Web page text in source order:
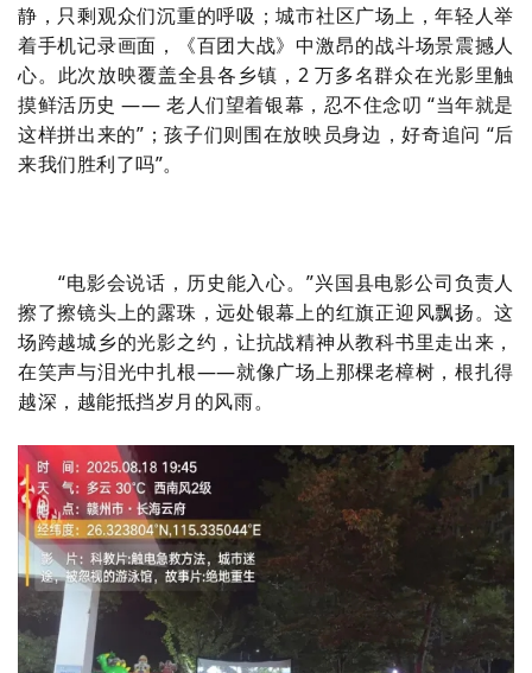
静，只剩观众们沉重的呼吸；城市社区广场上，年轻人举
着手机记录画面，《百团大战》中激昂的战斗场景震撼人
心。此次放映覆盖全县各乡镇，2 万多名群众在光影里触
摸鲜活历史 —— 老人们望着银幕，忍不住念叨 “当年就是
这样拼出来的”；孩子们则围在放映员身边，好奇追问 “后
来我们胜利了吗”。
“电影会说话，历史能入心。”兴国县电影公司负责人
擦了擦镜头上的露珠，远处银幕上的红旗正迎风飘扬。这
场跨越城乡的光影之约，让抗战精神从教科书里走出来，
在笑声与泪光中扎根——就像广场上那棵老樟树，根扎得
越深，越能抵挡岁月的风雨。